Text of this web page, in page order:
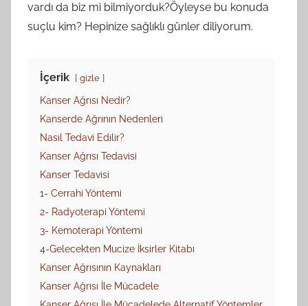
vardı da biz mi bilmiyorduk?Öyleyse bu konuda
suçlu kim? Hepinize sağlıklı günler diliyorum.
İçerik gizle
Kanser Ağrısı Nedir?
Kanserde Ağrının Nedenleri
Nasıl Tedavi Edilir?
Kanser Ağrısı Tedavisi
Kanser Tedavisi
1- Cerrahi Yöntemi
2- Radyoterapi Yöntemi
3- Kemoterapi Yöntemi
4-Gelecekten Mucize İksirler Kitabı
Kanser Ağrısının Kaynakları
Kanser Ağrısı İle Mücadele